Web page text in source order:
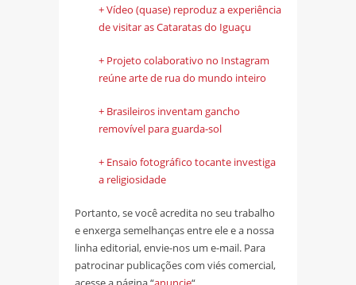
+ Vídeo (quase) reproduz a experiência
de visitar as Cataratas do Iguaçu
+ Projeto colaborativo no Instagram
reúne arte de rua do mundo inteiro
+ Brasileiros inventam gancho
removível para guarda-sol
+ Ensaio fotográfico tocante investiga
a religiosidade
Portanto, se você acredita no seu trabalho
e enxerga semelhanças entre ele e a nossa
linha editorial, envie-nos um e-mail. Para
patrocinar publicações com viés comercial,